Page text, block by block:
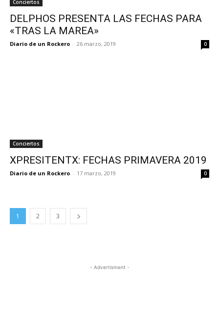
Conciertos
DELPHOS PRESENTA LAS FECHAS PARA
«TRAS LA MAREA»
Diario de un Rockero - 26 marzo, 2019 0
Conciertos
XPRESITENTX: FECHAS PRIMAVERA 2019
Diario de un Rockero - 17 marzo, 2019 0
1 2 3
- Advertisment -